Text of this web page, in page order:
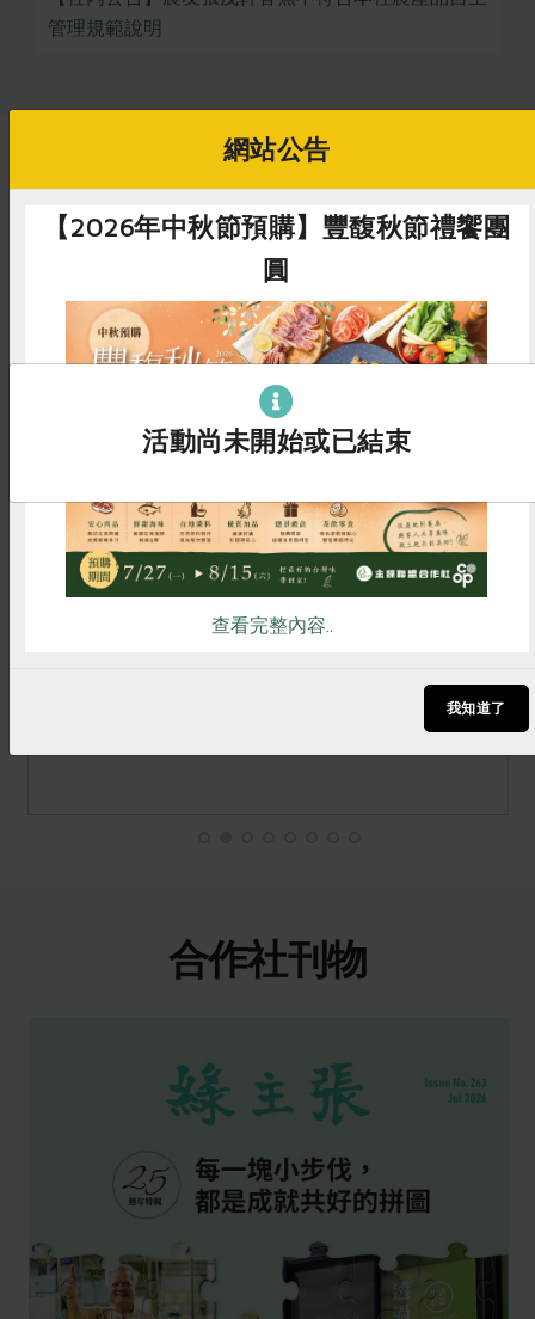
管理規範說明
推薦閱讀
2026-03-02 一籃菜真心話
【一籃菜．真心話】第13季：3/2上線囉！
每週一下午5點鎖定合作社PODCAST頻道，精彩合
合作社刊物
惜食 RPET 食譜 減硝酸鹽
雞蛋 食安 共同購買
網站公告
【2026年中秋節預購】豐馥秋節禮饗團
圓
查看完整內容..
我知道了
活動尚未開始或已結束